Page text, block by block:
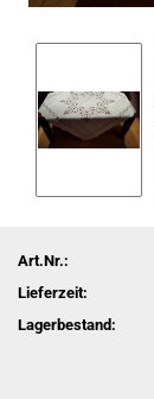
Art.Nr.:
Lieferzeit:
Lagerbestand: